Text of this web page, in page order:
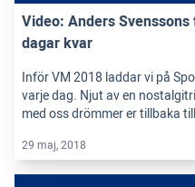
Video: Anders
dagar kvar
Inför VM 2018 laddar vi på
varje dag. Njut av en
med oss drömmer er tillbaka
29 maj, 2018